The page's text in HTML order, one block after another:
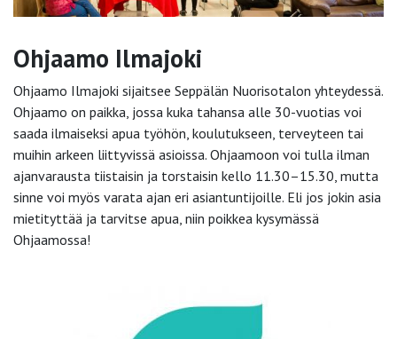
Ohjaamo Ilmajoki
Ohjaamo Ilmajoki sijaitsee Seppälän Nuorisotalon yhteydessä.
Ohjaamo on paikka, jossa kuka tahansa alle 30-vuotias voi
saada ilmaiseksi apua työhön, koulutukseen, terveyteen tai
muihin arkeen liittyvissä asioissa. Ohjaamoon voi tulla ilman
ajanvarausta tiistaisin ja torstaisin kello 11.30–15.30, mutta
sinne voi myös varata ajan eri asiantuntijoille. Eli jos jokin asia
mietityttää ja tarvitse apua, niin poikkea kysymässä
Ohjaamossa!